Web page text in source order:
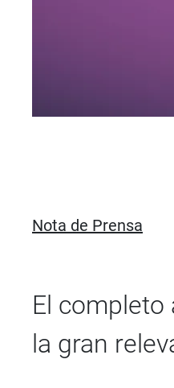
Nota de Prensa
El
la gran